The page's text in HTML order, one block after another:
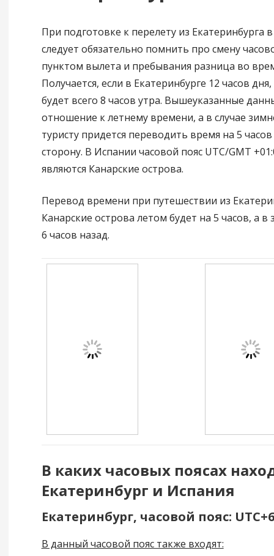
При подготовке к перелету из Екатеринбурга
следует обязательно помнить про смену
пунктом вылета и пребывания разница во
Получается, если в Екатеринбурге 12 часов
будет всего 8 часов утра. Вышеуказанные
отношение к летнему времени, а в случае
туристу придется переводить время на 5
сторону. В Испании часовой пояс UTC/GMT
являются Канарские острова.
Перевод времени при путешествии из
Канарские острова летом будет на 5 часов, а
6 часов назад.
В каких часовых поясах
Екатеринбург и Испания
Екатеринбург, часовой пояс: UTC+6
В данный часовой пояс также входят: